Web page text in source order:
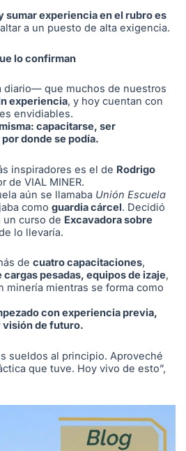
sumar experiencia en el rubro es
a un puesto de alta exigencia.
lo confirman
diario— que muchos de nuestros
experiencia, y hoy cuentan con
envidiables.
capacitarse, ser
donde se podía.
inspiradores es el de Rodrigo
de VIAL MINER.
aún se llamaba Unión Escuela
como guardia cárcel. Decidió
un curso de Excavadora sobre
lo llevaría.
de cuatro capacitaciones,
pesadas, equipos de izaje,
minería mientras se forma como
con experiencia previa,
visión de futuro.
sueldos al principio. Aproveché
que tuve. Hoy vivo de esto”,